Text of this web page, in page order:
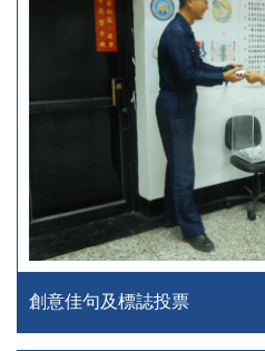
創意佳句及標誌投票